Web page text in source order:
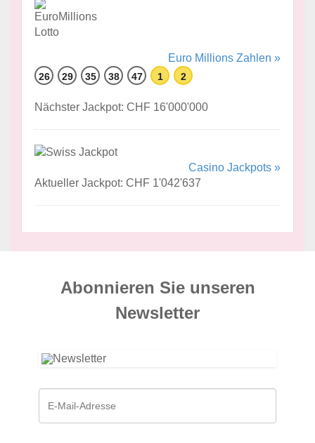
Euro Millions Zahlen »
26 29 35 38 47 1 2
Nächster Jackpot: CHF 16'000'000
Casino Jackpots »
Aktueller Jackpot: CHF 1'042'637
Abonnieren Sie unseren
News­letter